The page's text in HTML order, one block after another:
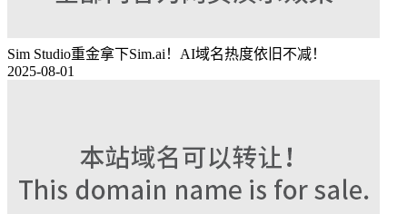
Sim Studio重金拿下Sim.ai！AI域名热度依旧不减！
2025-08-01